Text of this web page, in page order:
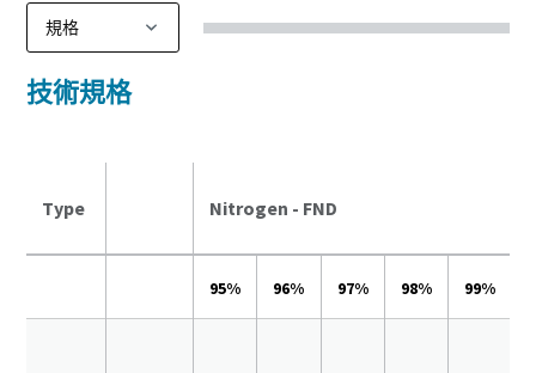
技術規格
Type Nitrogen - FND
95% 96% 97% 98% 99%